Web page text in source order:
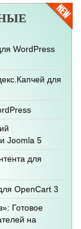
WordPress
для
Joomla 5
для
OpenCart 3
Готовое
на